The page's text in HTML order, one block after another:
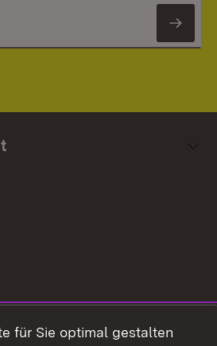
für Sie optimal gestalten